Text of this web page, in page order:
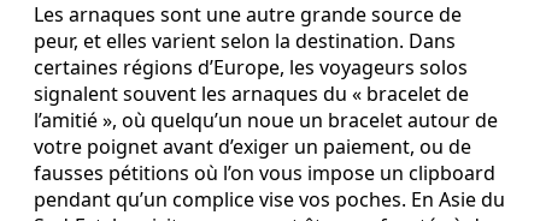
Les arnaques sont une autre grande source de
peur, et elles varient selon la destination. Dans
certaines régions d’Europe, les voyageurs solos
signalent souvent les arnaques du « bracelet de
l’amitié », où quelqu’un noue un bracelet autour de
votre poignet avant d’exiger un paiement, ou de
fausses pétitions où l’on vous impose un clipboard
pendant qu’un complice vise vos poches. En Asie du